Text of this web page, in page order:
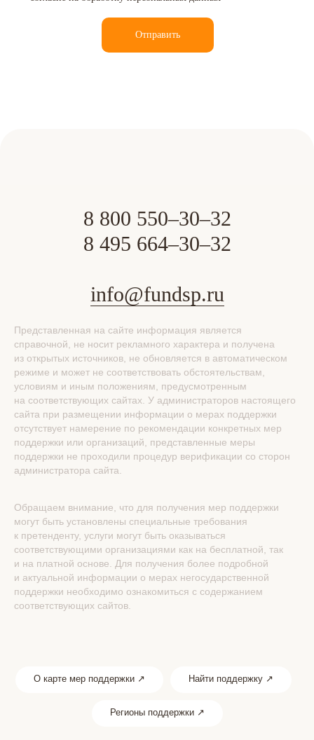
Отправить
8 800 550–30–32
8 495 664–30–32
info@fundsp.ru
Представленная на сайте информация является
справочной, не носит рекламного характера и получена
из открытых источников, не обновляется в автоматическом
режиме и может не соответствовать обстоятельствам,
условиям и иным положениям, предусмотренным
на соответствующих сайтах. У администраторов настоящего
сайта при размещении информации о мерах поддержки
отсутствует намерение по рекомендации конкретных мер
поддержки или организаций, представленные меры
поддержки не проходили процедур верификации со сторон
администратора сайта.
Обращаем внимание, что для получения мер поддержки
могут быть установлены специальные требования
к претенденту, услуги могут быть оказываться
соответствующими организациями как на бесплатной, так
и на платной основе. Для получения более подробной
и актуальной информации о мерах негосударственной
поддержки необходимо ознакомиться с содержанием
соответствующих сайтов.
О карте мер поддержки ↗ Найти поддержку ↗
Регионы поддержки ↗